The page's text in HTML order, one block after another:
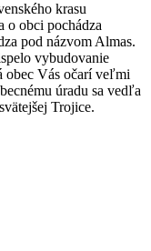
krasu
o obci pochádza
pod názvom Almas.
vybudovanie
obec Vás očarí veľmi
úradu sa vedľa
Trojice.